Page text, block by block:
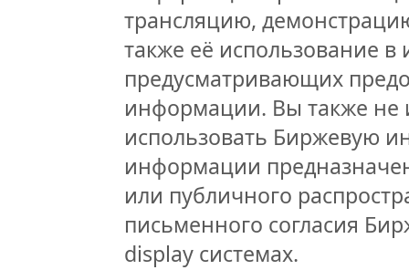
трансляцию,
также её использование
предусматривающих
информации. Вы также не
использовать Биржевую
информации
или публичного
письменного согласия
display системах.